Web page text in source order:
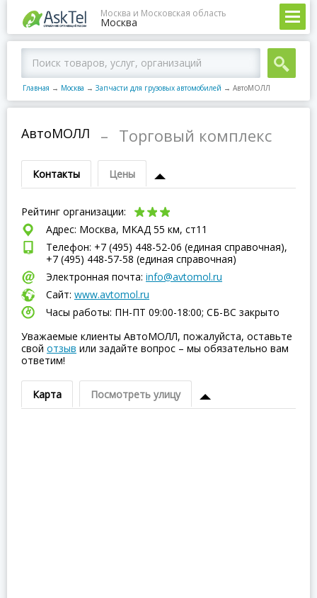
Москва и Московская область
Москва
Главная → Москва → Запчасти для грузовых автомобилей → АвтоМОЛЛ
АвтоМОЛЛ – Торговый комплекс
Контакты Цены
Рейтинг организации:
Адрес: Москва, МКАД 55 км, ст11
Телефон: +7 (495) 448-52-06 (единая справочная),
+7 (495) 448-57-58 (единая справочная)
Электронная почта: info@avtomol.ru
Сайт: www.avtomol.ru
Часы работы: ПН-ПТ 09:00-18:00; СБ-ВC закрыто
Уважаемые клиенты АвтоМОЛЛ, пожалуйста, оставьте
свой отзыв или задайте вопрос – мы обязательно вам
ответим!
Карта Посмотреть улицу